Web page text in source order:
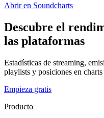
Abrir en Soundcharts
Descubre el
las plataformas
Estadísticas de streaming,
playlists y posiciones en
Empieza gratis
Producto